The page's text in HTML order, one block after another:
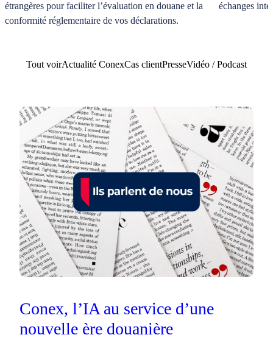
étrangères pour faciliter l’évaluation en douane et la
conformité réglementaire de vos déclarations.
échanges
Tout voirActualité ConexCas clientPresseVidéo / Podcast
Conex, l’IA au service d’une
nouvelle ère douanière